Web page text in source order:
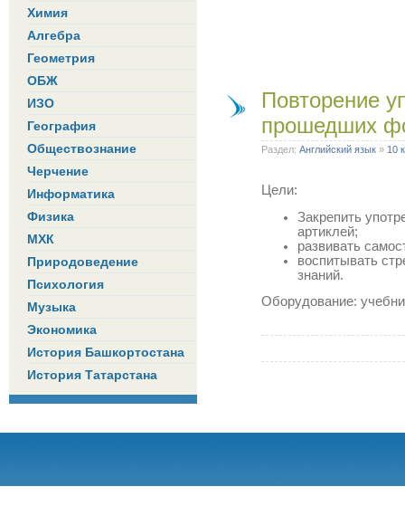
Химия
Алгебра
Геометрия
ОБЖ
ИЗО
География
Обществознание
Черчение
Информатика
Физика
МХК
Природоведение
Психология
Музыка
Экономика
История Башкортостана
История Татарстана
Повторение
прошедших
Раздел: Английский язык » 10
Цели:
Закрепить
артиклей;
развивать
воспитывать
знаний.
Оборудование: